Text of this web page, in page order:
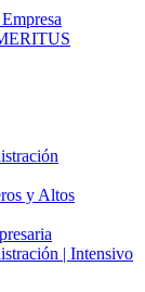
y Altos
| Intensivo